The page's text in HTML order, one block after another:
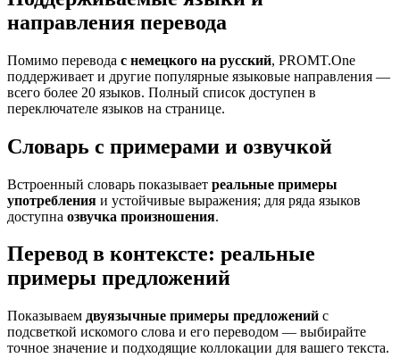
направления перевода
Помимо перевода с немецкого на русский, PROMT.One
поддерживает и другие популярные языковые направления —
всего более 20 языков. Полный список доступен в
переключателе языков на странице.
Словарь с примерами и озвучкой
Встроенный словарь показывает реальные примеры
употребления и устойчивые выражения; для ряда языков
доступна озвучка произношения.
Перевод в контексте: реальные
примеры предложений
Показываем двуязычные примеры предложений с
подсветкой искомого слова и его переводом — выбирайте
точное значение и подходящие коллокации для вашего текста.